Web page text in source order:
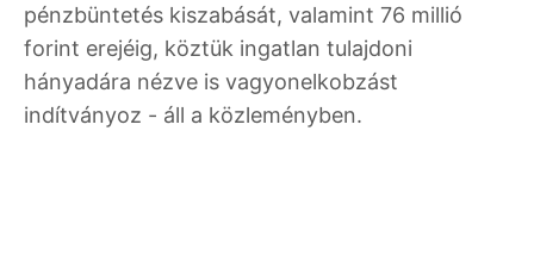
pénzbüntetés kiszabását, valamint 76 millió
forint erejéig, köztük ingatlan tulajdoni
hányadára nézve is vagyonelkobzást
indítványoz - áll a közleményben.